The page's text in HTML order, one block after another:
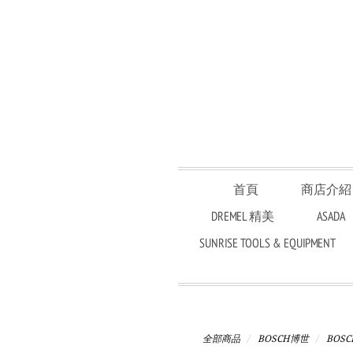
首頁
商店介紹
DREMEL 精美
ASADA
SUNRISE TOOLS & EQUIPMENT
全部商品 BOSCH博世